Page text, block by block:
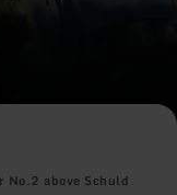
No.2 above Schuld